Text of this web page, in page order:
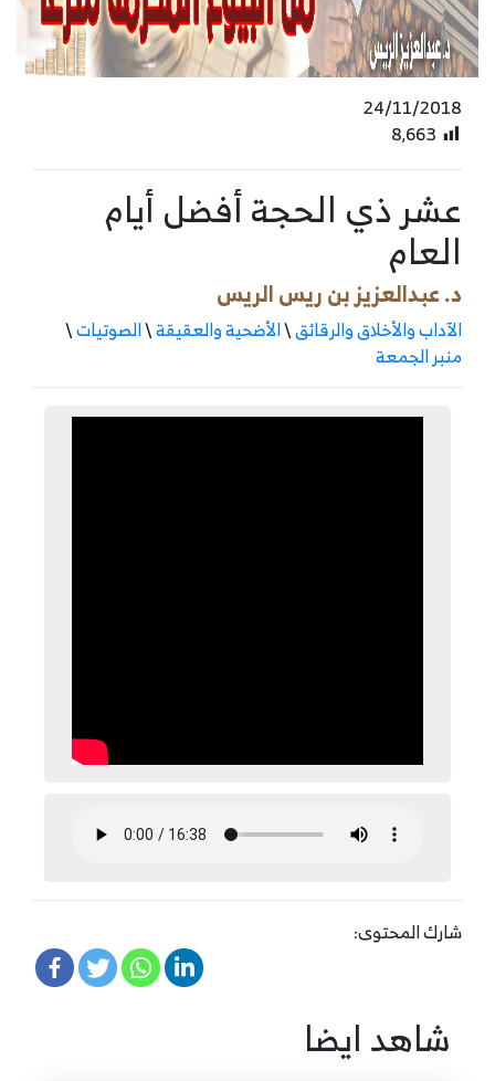
24/11/2018
8٬663
عشر ذي الحجة أفضل أيام
العام
د. عبدالعزيز بن ريس الريس
الآداب والأخلاق والرقائق\الأضحية والعقيقة\الصوتيات\
منبر الجمعة
شارك المحتوى:
شاهد ايضا